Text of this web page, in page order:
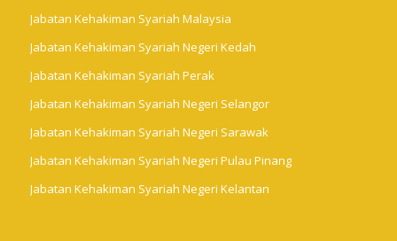
Jabatan Kehakiman Syariah Malaysia
Jabatan Kehakiman Syariah Negeri Kedah
Jabatan Kehakiman Syariah Perak
Jabatan Kehakiman Syariah Negeri Selangor
Jabatan Kehakiman Syariah Negeri Sarawak
Jabatan Kehakiman Syariah Negeri Pulau Pinang
Jabatan Kehakiman Syariah Negeri Kelantan